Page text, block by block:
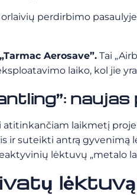
perdirbimo
Aerosave”. Tai
laiko, kol jie
laikmetį
ir suteikti antrą
lėktuvų „metalo